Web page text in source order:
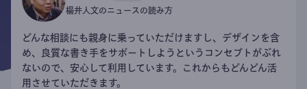
楊井人文のニュースの読み方
どんな相談にも親身に乗っていただけますし、デザインを含
め、良質な書き手をサポートしようというコンセプトがぶれ
ないので、安心して利用しています。これからもどんどん活
用させていただきます。